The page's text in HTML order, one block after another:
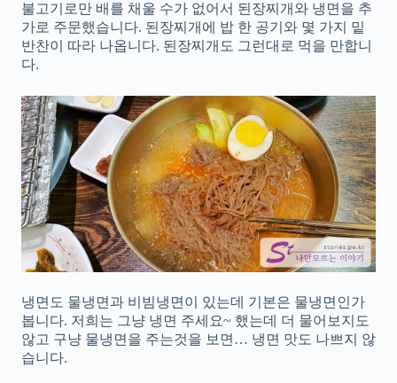
불고기로만 배를 채울 수가 없어서 된장찌개와 냉면을 추
가로 주문했습니다. 된장찌개에 밥 한 공기와 몇 가지 밑
반찬이 따라 나옵니다. 된장찌개도 그런대로 먹을 만합니
다.
냉면도 물냉면과 비빔냉면이 있는데 기본은 물냉면인가
봅니다. 저희는 그냥 냉면 주세요~ 했는데 더 물어보지도
않고 구냥 물냉면을 주는것을 보면… 냉면 맛도 나쁘지 않
습니다.